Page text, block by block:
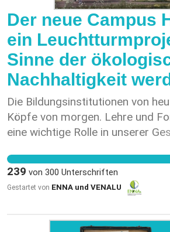
Der neue Campus
ein
Sinne der
Nachhaltigkeit
Die Bildungsinstitutionen von
Köpfe von morgen. Lehre und
eine wichtige Rolle in unserer
auf die Klimakrise erwarten wir,
Hochschule Luzern und das
des Kantons Luzern dieser
hin zu einer ökologisch und
239 von 300 Unterschriften
Gestartet von ENNA und VENALU